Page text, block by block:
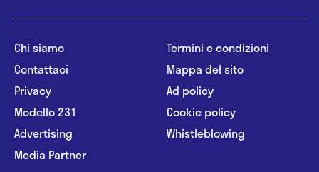
Chi siamo
Contattaci
Privacy
Modello 231
Advertising
Media Partner
Termini e condizioni
Mappa del sito
Ad policy
Cookie policy
Whistleblowing